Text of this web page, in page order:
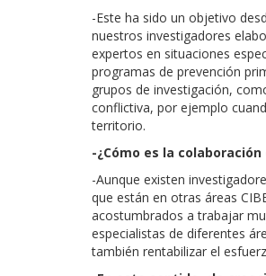
-Este ha sido un objetivo
nuestros investigadores
expertos en situaciones
programas de prevención
grupos de investigación,
conflictiva, por ejemplo
territorio.
-¿Cómo es la
-Aunque existen
que están en otras áreas
acostumbrados a trabajar
especialistas de diferentes
también rentabilizar el